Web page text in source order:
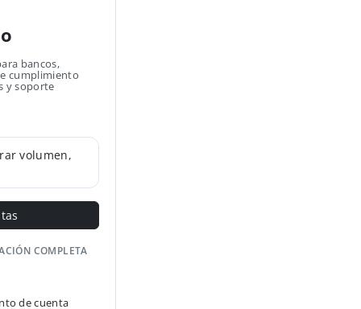
bancos,
cumplimiento
y soporte
volumen,
COMPLETA
de cuenta